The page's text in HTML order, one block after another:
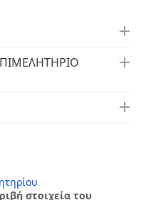
στοιχεία του